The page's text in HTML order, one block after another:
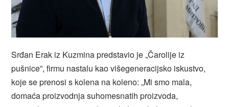
Srđan Erak iz Kuzmina predstavio je „Čarolije iz
pušnice”, firmu nastalu kao višegeneracijsko iskustvo,
koje se prenosi s kolena na koleno: „Mi smo mala,
domaća proizvodnja suhomesnatih proizvoda,